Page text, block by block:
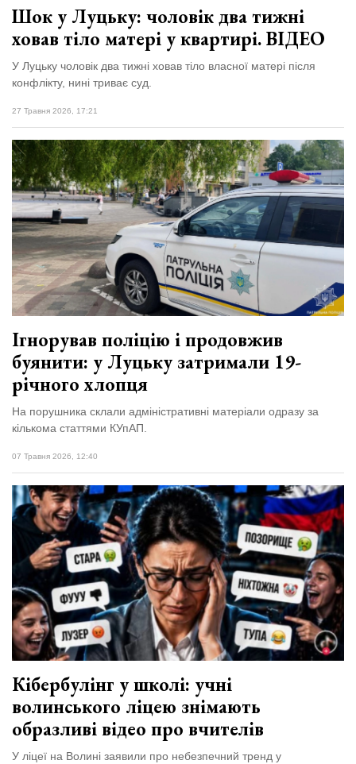
Шок у Луцьку: чоловік два тижні
ховав тіло матері у квартирі. ВІДЕО
У Луцьку чоловік два тижні ховав тіло власної матері після
конфлікту, нині триває суд.
27 Травня 2026, 17:21
Ігнорував поліцію і продовжив
буянити: у Луцьку затримали 19-
річного хлопця
На порушника склали адміністративні матеріали одразу за
кількома статтями КУпАП.
07 Травня 2026, 12:40
Кібербулінг у школі: учні
волинського ліцею знімають
образливі відео про вчителів
У ліцеї на Волині заявили про небезпечний тренд у